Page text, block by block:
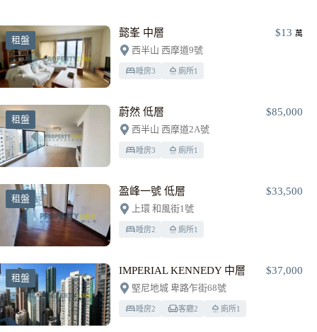
租盤
懿峯 中層 $13 萬
西半山 西摩道9號
睡房3 廁所1
租盤
蔚然 低層 $85,000
西半山 西摩道2A號
睡房3 廁所1
租盤
盈峰一號 低層 $33,500
上環 和風街1號
睡房2 廁所1
租盤
IMPERIAL KENNEDY 中層 $37,000
堅尼地城 卑路乍街68號
睡房2 客廳2 廁所1